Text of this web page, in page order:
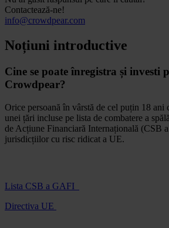
Contactează-ne!
info@crowdpear.com
Noțiuni introductive
Cine se poate înregistra și investi
Crowdpear?
Orice persoană în vârstă de cel puțin 18 ani
unei țări incluse pe lista de combatere a
de Acțiune Financiară Internațională (CSB
jurisdicțiilor cu risc ridicat a UE.
Lista CSB a GAFI
Directiva UE